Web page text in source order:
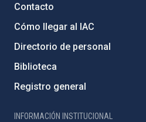
Contacto
Cómo llegar al IAC
Directorio de personal
Biblioteca
Registro general
INFORMACIÓN INSTITUCIONAL